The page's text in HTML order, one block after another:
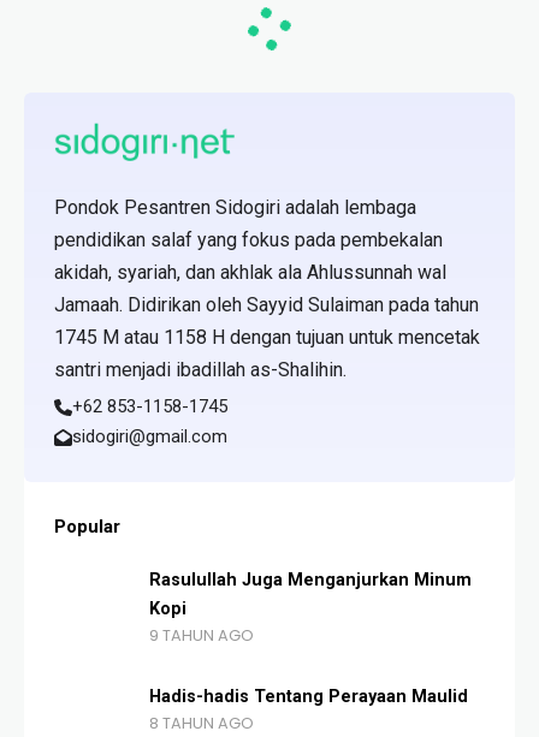
Pondok Pesantren Sidogiri adalah lembaga
pendidikan salaf yang fokus pada pembekalan
akidah, syariah, dan akhlak ala Ahlussunnah wal
Jamaah. Didirikan oleh Sayyid Sulaiman pada tahun
1745 M atau 1158 H dengan tujuan untuk mencetak
santri menjadi ibadillah as-Shalihin.
+62 853-1158-1745
sidogiri@gmail.com
Popular
Rasulullah Juga Menganjurkan Minum
Kopi
9 TAHUN AGO
Hadis-hadis Tentang Perayaan Maulid
8 TAHUN AGO